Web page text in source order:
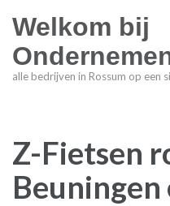
Welkom bij
alle bedrijven in Rossum op een
Z-Fietsen